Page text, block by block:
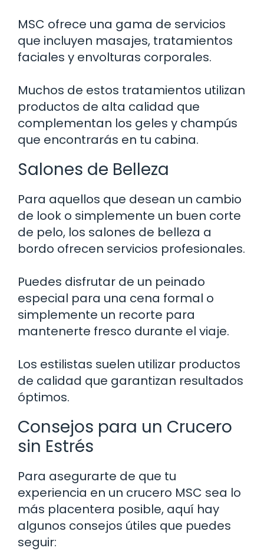
MSC ofrece una gama de servicios
que incluyen masajes, tratamientos
faciales y envolturas corporales.
Muchos de estos tratamientos utilizan
productos de alta calidad que
complementan los geles y champús
que encontrarás en tu cabina.
Salones de Belleza
Para aquellos que desean un cambio
de look o simplemente un buen corte
de pelo, los salones de belleza a
bordo ofrecen servicios profesionales.
Puedes disfrutar de un peinado
especial para una cena formal o
simplemente un recorte para
mantenerte fresco durante el viaje.
Los estilistas suelen utilizar productos
de calidad que garantizan resultados
óptimos.
Consejos para un Crucero
sin Estrés
Para asegurarte de que tu
experiencia en un crucero MSC sea lo
más placentera posible, aquí hay
algunos consejos útiles que puedes
seguir: